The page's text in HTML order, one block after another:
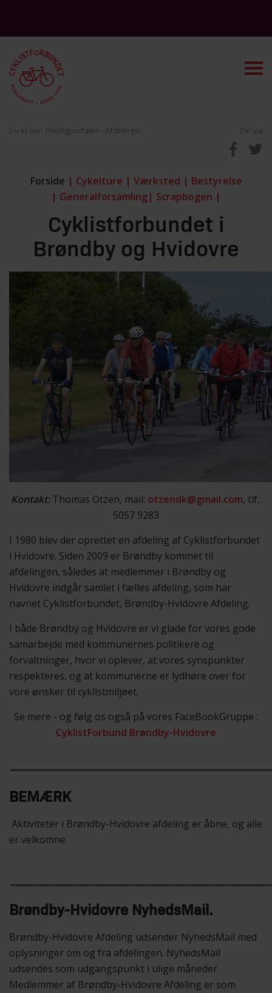
Du er her: Frivilligportalen Afdelinger Del via
Forside | Cykelture | Værksted | Bestyrelse
| Generalforsamling| Scrapbogen |
Cyklistforbundet i
Brøndby og Hvidovre
Kontakt:Thomas Otzen, mail: otzendk@gmail.com, tlf.:
5057 9283
I 1980 blev der oprettet en afdeling af Cyklistforbundet
i Hvidovre. Siden 2009 er Brøndby kommet til
afdelingen, således at medlemmer i Brøndby og
Hvidovre indgår samlet i fælles afdeling, som har
navnet Cyklistforbundet, Brøndby-Hvidovre Afdeling.
I både Brøndby og Hvidovre er vi glade for vores gode
samarbejde med kommunernes politikere og
forvaltninger, hvor vi oplever, at vores synspunkter
respekteres, og at kommunerne er lydhøre over for
vore ønsker til cyklistmiljøet.
Se mere - og følg os også på vores FaceBookGruppe :
CyklistForbund Brøndby-Hvidovre
BEMÆRK
Aktiviteter i Brøndby-Hvidovre afdeling er åbne, og alle
er velkomne.
Brøndby-Hvidovre NyhedsMail.
Brøndby-Hvidovre Afdeling udsender NyhedsMail med
oplysninger om og fra afdelingen. NyhedsMail
udsendes som udgangspunkt i ulige måneder.
Medlemmer af Brøndby-Hvidovre Afdeling er som